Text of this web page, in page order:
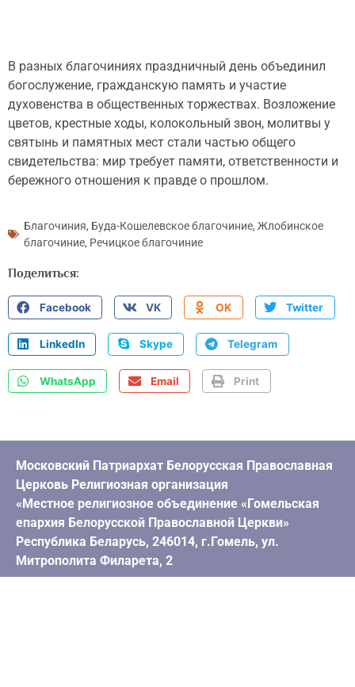
1 / 3
В разных благочиниях праздничный день объединил
богослужение, гражданскую память и участие
духовенства в общественных торжествах. Возложение
цветов, крестные ходы, колокольный звон, молитвы у
святынь и памятных мест стали частью общего
свидетельства: мир требует памяти, ответственности и
бережного отношения к правде о прошлом.
Благочиния, Буда-Кошелевское благочиние, Жлобинское
благочиние, Речицкое благочиние
Поделиться:
Facebook VK OK Twitter
LinkedIn Skype Telegram
WhatsApp Email Print
Московский Патриархат Белорусская Православная
Церковь Религиозная организация
«Местное религиозное объединение «Гомельская
епархия Белорусской Православной Церкви»
Республика Беларусь, 246014, г.Гомель, ул.
Митрополита Филарета, 2